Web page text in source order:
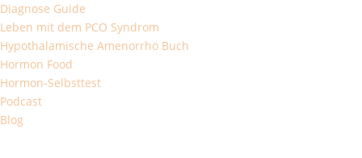
Diagnose Guide
Leben mit dem PCO Syndrom
Hypothalamische Amenorrhö Buch
Hormon Food
Hormon-Selbsttest
Podcast
Blog